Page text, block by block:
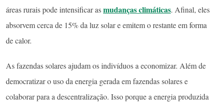
áreas rurais pode intensificar asmudanças climáticas. Afinal, eles
absorvem cerca de 15% da luz solar e emitem o restante em forma
de calor.
As fazendas solares ajudam os indivíduos a economizar. Além de
democratizar o uso da energia gerada em fazendas solares e
colaborar para a descentralização. Isso porque a energia produzida